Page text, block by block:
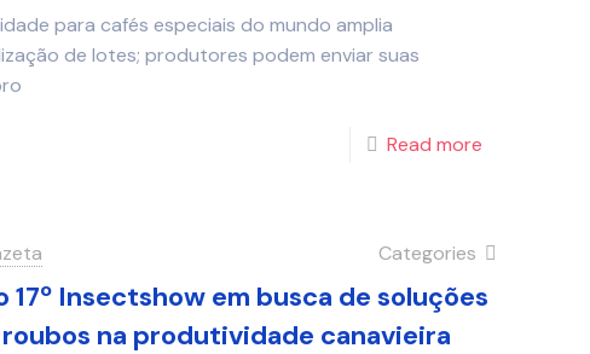
para cafés especiais do mundo amplia
de lotes; produtores podem enviar suas
Read more
Categories
17º Insectshow em busca de soluções
na produtividade canavieira